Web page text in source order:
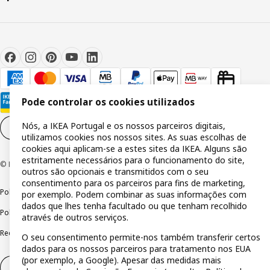
Definições de cookies PT
© Inter IKEA Systems B.V 1999-2026
Política de privacidadePolítica de cookiesTermos de utilização
Política de divulgação responsável
Livro de reclamações
Reclamações e resolução de litígios
Direito de livre resolução
Pode controlar os cookies utilizados
Nós, a IKEA Portugal e os nossos parceiros digitais,
utilizamos cookies nos nossos sites. As suas escolhas de
cookies aqui aplicam-se a estes sites da IKEA. Alguns são
estritamente necessários para o funcionamento do site,
outros são opcionais e transmitidos com o seu
consentimento para os parceiros para fins de marketing,
por exemplo. Podem combinar as suas informações com
dados que lhes tenha facultado ou que tenham recolhido
através de outros serviços.
O seu consentimento permite-nos também transferir certos
dados para os nossos parceiros para tratamento nos EUA
(por exemplo, a Google). Apesar das medidas mais